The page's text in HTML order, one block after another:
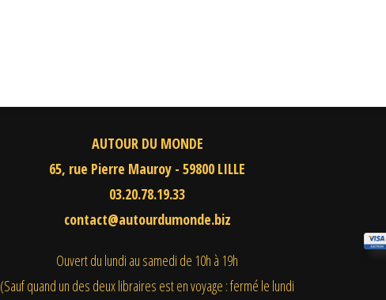
AUTOUR DU MONDE
65, rue Pierre Mauroy - 59800 LILLE
03.20.78.19.33
contact@autourdumonde.biz
Ouvert du lundi au samedi de 10h à 19h
(Sauf quand un des deux libraires est en voyage : fermé le lundi